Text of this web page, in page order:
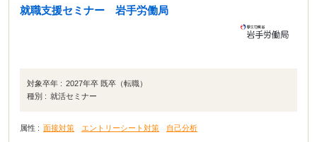
ます。規模も大きかったですまた名前が知られている大手企業の説
明会ブースには就活生が集中しがちだと思いました。
就職支援セミナー 岩手労働局
対象卒年 : 2027年卒 既卒（転職）
種別 : 就活セミナー
属性 : 面接対策 エントリーシート対策 自己分析